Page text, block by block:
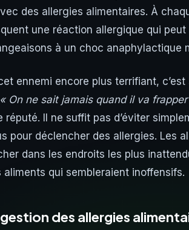
des allergies alimentaires. À
une réaction allergique qui peut
à un choc anaphylactique
ennemi encore plus terrifiant, c’est
« On ne sait jamais quand il va
réputé. Il ne suffit pas d’éviter
pour déclencher des allergies. Les
dans les endroits les plus
aliments qui sembleraient inoffensifs.
des allergies